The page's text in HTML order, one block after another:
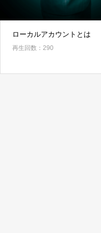
ローカルアカウントとは
再生回数：290